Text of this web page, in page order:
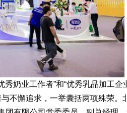
业工作者”和“优秀乳品加工企
不懈追求，一举囊括两项殊荣。